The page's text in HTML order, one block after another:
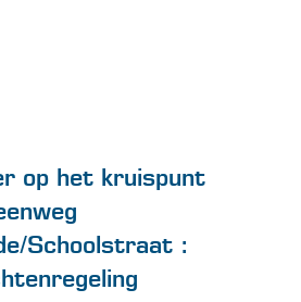
op het kruispunt
Schoolstraat :